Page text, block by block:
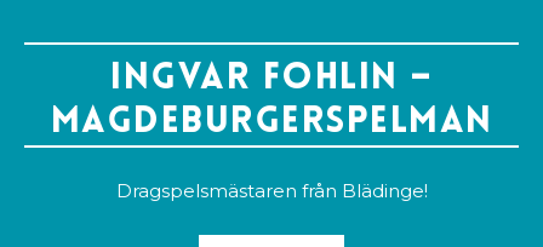
Ingvar Fohlin –
magdeburgerspelman
Dragspelsmästaren från Blädinge!